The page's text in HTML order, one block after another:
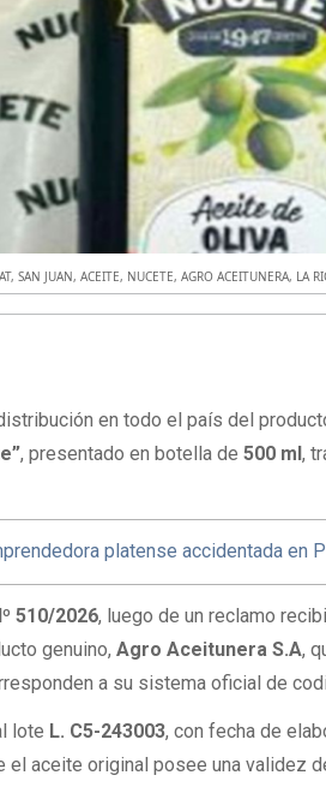
,SAN JUAN,ACEITE, NUCETE,AGRO ACEITUNERA, LA
en todo el país del
, presentado en botella de500 ml,
platense accidentada en
510/2026, luego de un reclamo
genuino,Agro Aceitunera S.A,
a su sistema oficial de
lote L. C5-243003, con fecha de
el aceite original posee una validez